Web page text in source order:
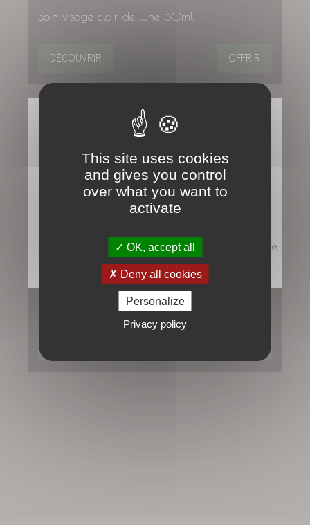
Soin visage clair de lune 50ml.
DÉCOUVRIR OFFRIR
Sérum clair de lune 30ml.
This site uses cookies
and gives you control
over what you want to
activate
OK, accept all
Deny all cookies
Personalize
Privacy policy